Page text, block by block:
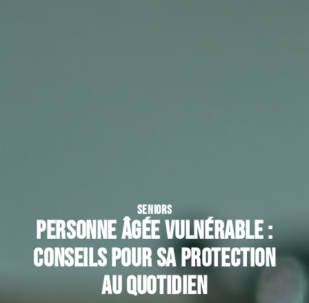
SENIORS
Personne âgée vulnérable :
conseils pour sa protection
au quotidien